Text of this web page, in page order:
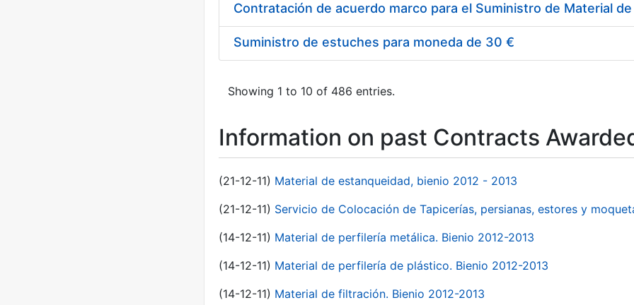
Suministro de estuches para moneda de 30 €
Showing 1 to 10 of 486 entries.
Information on past Contracts
(21-12-11) Material de estanqueidad, bienio 2012 - 2013
(21-12-11) Servicio de Colocación de Tapicerías, persianas, estores y
(14-12-11) Material de perfilería metálica. Bienio 2012-2013
(14-12-11) Material de perfilería de plástico. Bienio 2012-2013
(14-12-11) Material de filtración. Bienio 2012-2013